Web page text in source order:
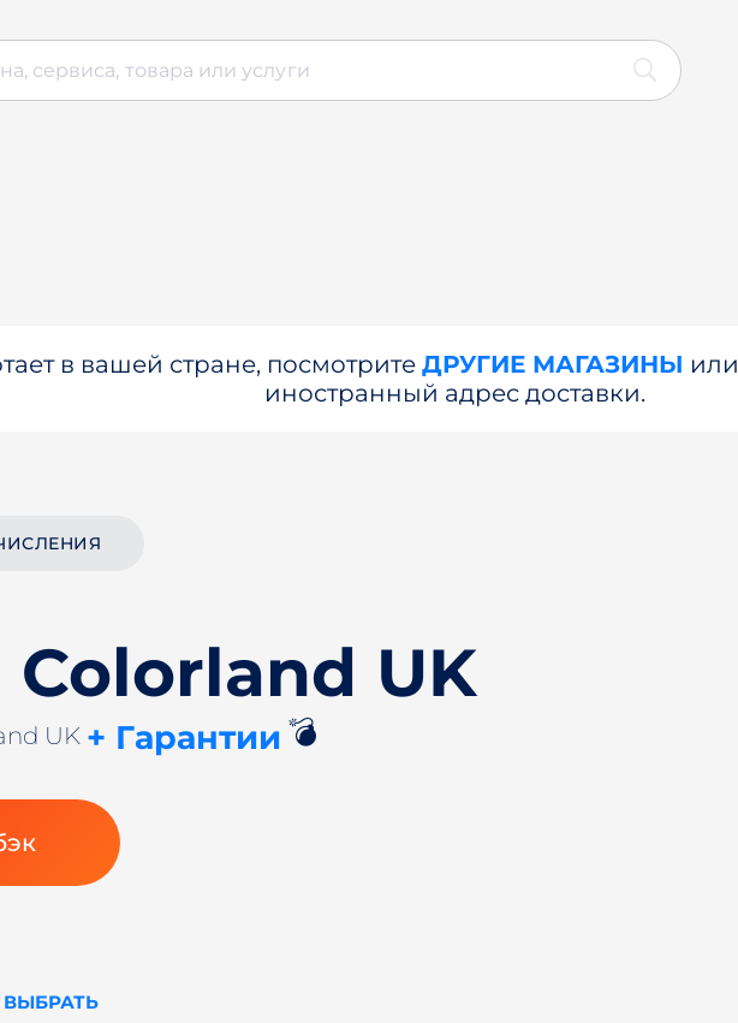
в вашей стране, посмотрите ДРУГИЕ МАГАЗИНЫ или
иностранный адрес доставки.
UK
UK + Гарантии 💣
ВЫБРАТЬ